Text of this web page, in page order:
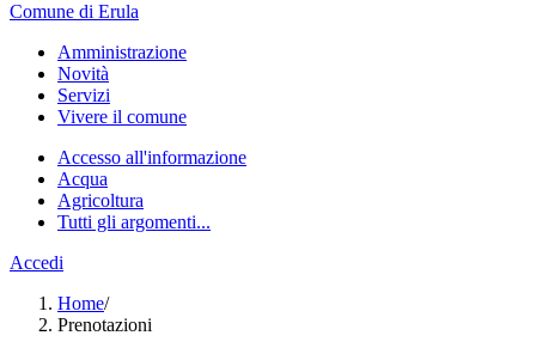
Comune di Erula
Amministrazione
Novità
Servizi
Vivere il comune
Accesso all'informazione
Acqua
Agricoltura
Tutti gli argomenti...
Accedi
Home/
Prenotazioni